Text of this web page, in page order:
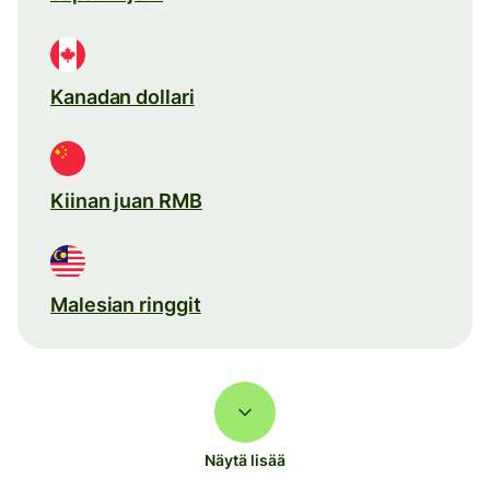
Kanadan dollari
Kiinan juan RMB
Malesian ringgit
Näytä lisää